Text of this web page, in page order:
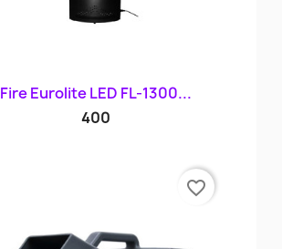
Szybki podgląd
Fire Eurolite LED FL-1300...
400
favorite_border